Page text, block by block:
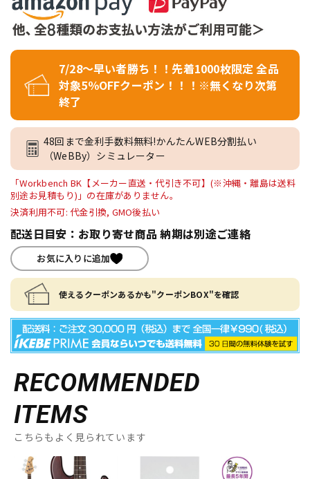
7/28～早い者勝ち！！先着1000枚限定 全品
対象5％OFFクーポン！！！※無くなり次第
終了
48回まで金利手数料無料!かんたんWEB分割払い
（WeBBy）シミュレーター
「Workbench BK【メーカー直送・代引き不可】(※沖縄・離島は送料
別途お見積もり)」の在庫がありません。
決済利用不可: 代金引換, GMO後払い
配送日目安：お取り寄せ商品 納期は別途ご連絡
お気に入りに追加
使えるクーポンあるかも"クーポンBOX"を確認
RECOMMENDED
ITEMS
こちらもよく見られています